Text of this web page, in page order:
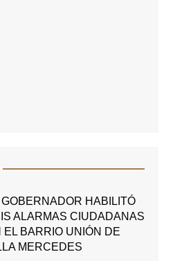
GOBERNADOR HABILITÓ
ALARMAS CIUDADANAS
EL BARRIO UNIÓN DE
MERCEDES